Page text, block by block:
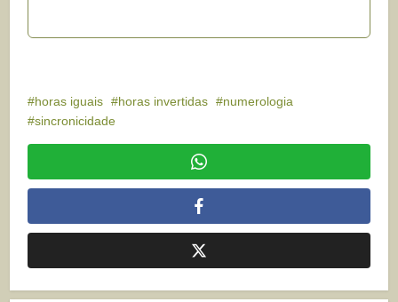
horas iguais horas invertidas
numerologia
sincronicidade